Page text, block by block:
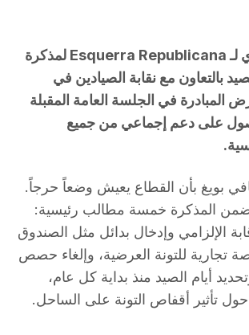
يروج الفريق البلدي لـ Esquerra Republicana لمذكرة
بالتعاون مع نقابة الصيادين في
المبادرة في الجلسة العامة المقبلة
على دعم إجماعي من جميع
بويغ بأن القطاع يعيش وضعاً حرجاً.
المذكرة خمسة مطالب رئيسية:
الإلزامي وإدخال بدائل مثل الصندوق
تجارية للتونة العرضية، وإلغاء حصص
أيام الصيد منذ بداية كل عام،
تأثير أقفاص التونة على الساحل.